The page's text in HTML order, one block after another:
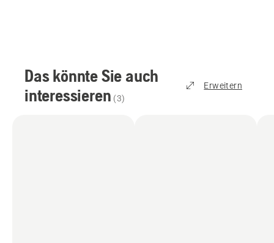
Das könnte Sie auch
interessieren (3)
Erweitern